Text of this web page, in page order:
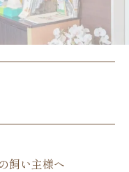
飼い主様へ